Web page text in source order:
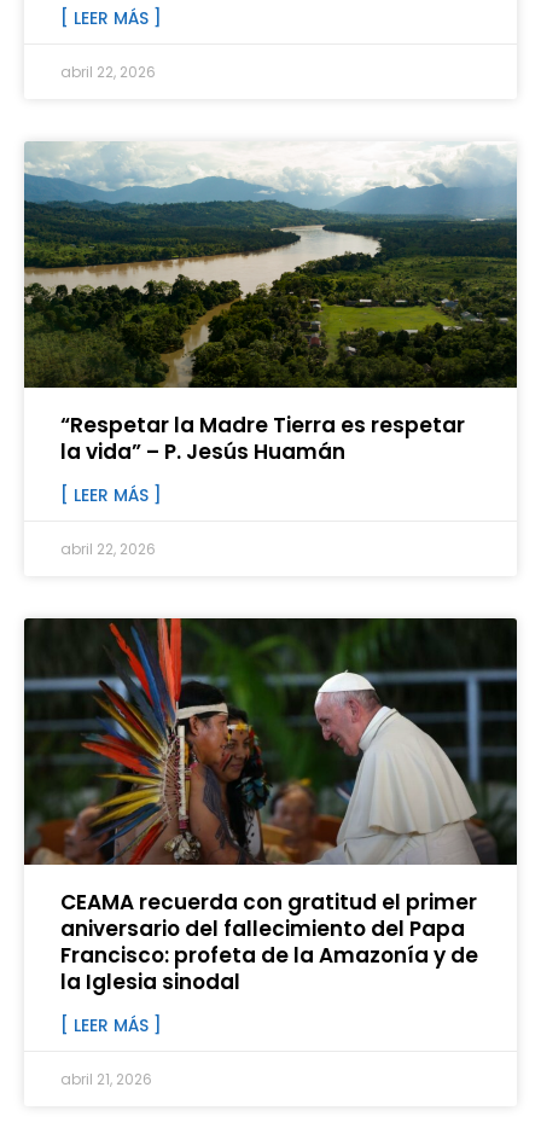
[ LEER MÁS ]
abril 22, 2026
“Respetar la Madre Tierra es respetar
la vida” – P. Jesús Huamán
[ LEER MÁS ]
abril 22, 2026
CEAMA recuerda con gratitud el primer
aniversario del fallecimiento del Papa
Francisco: profeta de la Amazonía y de
la Iglesia sinodal
[ LEER MÁS ]
abril 21, 2026